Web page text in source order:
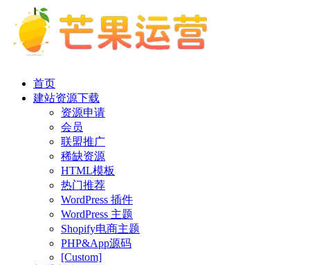
首页
建站资源下载
资源申请
会员
联盟推广
稀缺资源
HTML模板
热门推荐
WordPress 插件
WordPress 主题
Shopify电商主题
PHP&App源码
[Custom]